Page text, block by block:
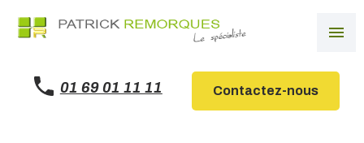
menu
01 69 01 11 11 Contactez-nous